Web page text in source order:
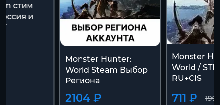
стим
и
Monster Hunter:
World Steam Выбор
Региона
2104 ₽
Monster
World /
RU+CIS
711 ₽